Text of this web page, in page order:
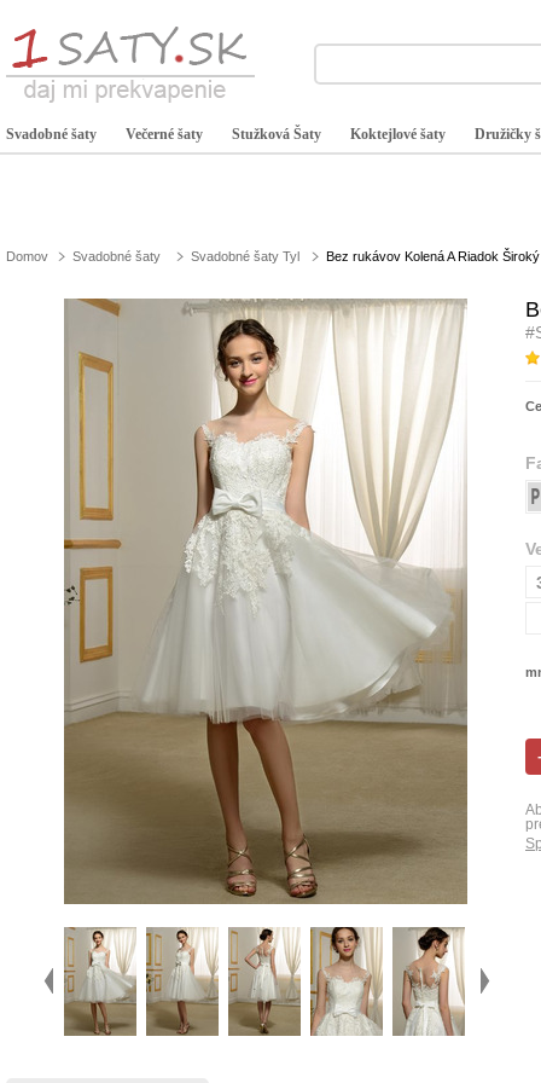
Svadobné šaty Večerné šaty Stužková Šaty Koktejlové šaty Družičky
Domov Svadobné šaty Svadobné šaty Tyl Bez rukávov Kolená A Riadok